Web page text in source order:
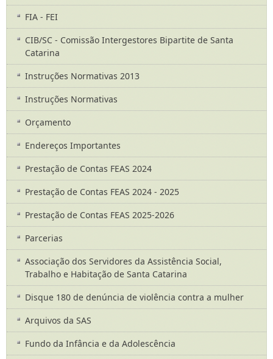
FIA - FEI
CIB/SC - Comissão Intergestores Bipartite de Santa
Catarina
Instruções Normativas 2013
Instruções Normativas
Orçamento
Endereços Importantes
Prestação de Contas FEAS 2024
Prestação de Contas FEAS 2024 - 2025
Prestação de Contas FEAS 2025-2026
Parcerias
Associação dos Servidores da Assistência Social,
Trabalho e Habitação de Santa Catarina
Disque 180 de denúncia de violência contra a mulher
Arquivos da SAS
Fundo da Infância e da Adolescência